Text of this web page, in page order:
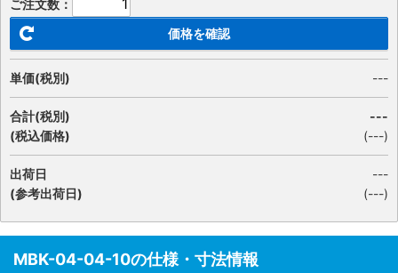
ご注文数：
価格を確認
単価(税別) ---
合計(税別)
(税込価格)
---
(---)
出荷日
(参考出荷日)
---
(---)
MBK-04-04-10の仕様・寸法情報